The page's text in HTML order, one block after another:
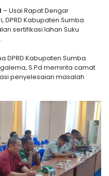
– Usai Rapat Dengar
DPRD Kabupaten Sumba
sertifikasi lahan Suku
DPRD Kabupaten Sumba
S.Pd meminta camat
penyelesaian masalah